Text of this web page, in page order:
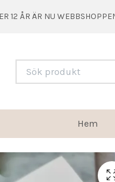
12 ÅR ÄR NU
Hem